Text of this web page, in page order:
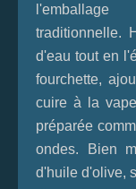
traditionnelle.
d'eau tout en
fourchette,
cuire à la
préparée
ondes. Bien
d'huile d'olive,